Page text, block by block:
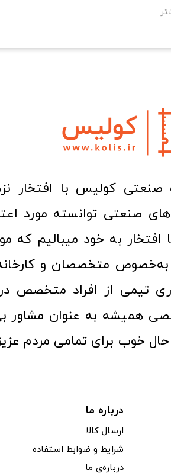
افتخار به خود میبالیم که
به‌خصوص متخصصان و
تیمی از افراد متخصص در
همیشه به عنوان مشاور
خوب برای تمامی مردم
درباره ما
ارسال کالا
شرایط و ضوابط استفاده
درباره‌ی ما